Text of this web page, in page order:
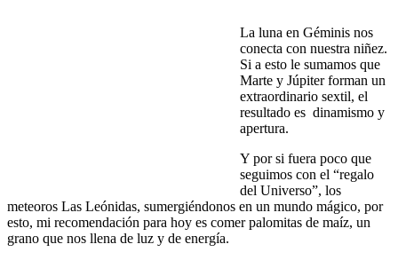
La luna en Géminis nos
conecta con nuestra niñez.
Si a esto le sumamos que
Marte y Júpiter forman un
extraordinario sextil, el
resultado es dinamismo y
apertura.
Y por si fuera poco que
seguimos con el “regalo
del Universo”, los
meteoros Las Leónidas, sumergiéndonos en un mundo mágico, por
esto, mi recomendación para hoy es comer palomitas de maíz, un
grano que nos llena de luz y de energía.